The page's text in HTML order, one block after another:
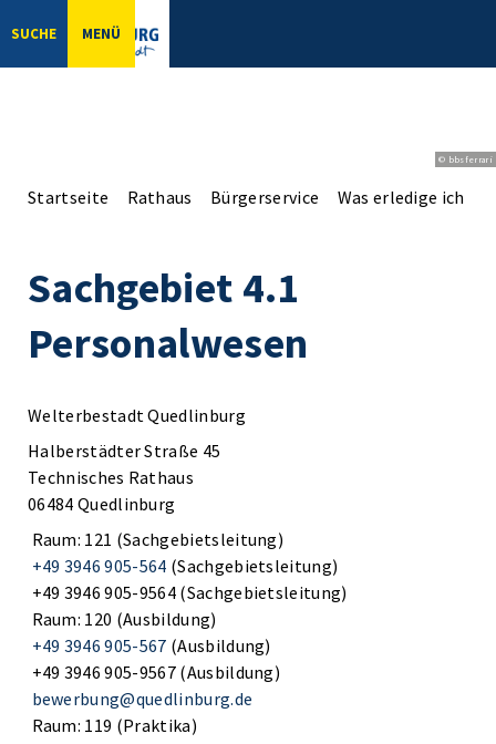
SUCHE MENÜ
© bbsferrari
Startseite Rathaus Bürgerservice Was erledige ich
Sachgebiet 4.1
Personalwesen
Welterbestadt Quedlinburg
Halberstädter Straße 45
Technisches Rathaus
06484 Quedlinburg
Raum: 121 (Sachgebietsleitung)
+49 3946 905-564 (Sachgebietsleitung)
+49 3946 905-9564 (Sachgebietsleitung)
Raum: 120 (Ausbildung)
+49 3946 905-567 (Ausbildung)
+49 3946 905-9567 (Ausbildung)
bewerbung@quedlinburg.de
Raum: 119 (Praktika)